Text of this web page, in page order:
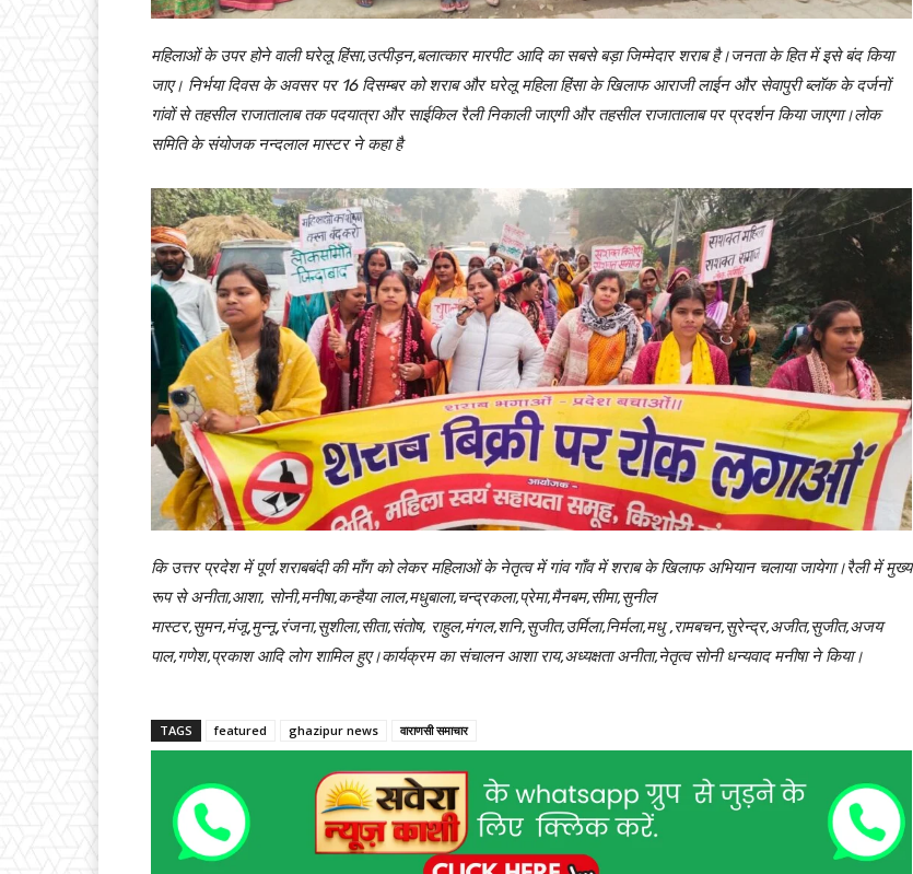
महिलाओं के उपर होने वाली घरेलू हिंसा,उत्पीड़न,बलात्कार मारपीट आदि का सबसे बड़ा जिम्मेदार शराब है।जनता के हित में इसे बंद किया
जाए। निर्भया दिवस के अवसर पर 16 दिसम्बर को शराब और घरेलू महिला हिंसा के खिलाफ आराजी लाईन और सेवापुरी ब्लॉक के दर्जनों
गांवों से तहसील राजातालाब तक पदयात्रा और साईकिल रैली निकाली जाएगी और तहसील राजातालाब पर प्रदर्शन किया जाएगा।लोक
समिति के संयोजक नन्दलाल मास्टर ने कहा है
कि उत्तर प्रदेश में पूर्ण शराबबंदी की माँग को लेकर महिलाओं के नेतृत्व में गांव गाँव में शराब के खिलाफ अभियान चलाया जायेगा।रैली में मुख्य
रूप से अनीता,आशा, सोनी,मनीषा,कन्हैया लाल,मधुबाला,चन्द्रकला,प्रेमा,मैनबम,सीमा,सुनील
मास्टर,सुमन,मंजू,मुन्नू,रंजना,सुशीला,सीता,संतोष, राहुल,मंगल,शनि,सुजीत,उर्मिला,निर्मला,मधु ,रामबचन,सुरेन्द्र,अजीत,सुजीत,अजय
पाल,गणेश,प्रकाश आदि लोग शामिल हुए।कार्यक्रम का संचालन आशा राय,अध्यक्षता अनीता,नेतृत्व सोनी धन्यवाद मनीषा ने किया।
TAGS featured ghazipur news वाराणसी समाचार